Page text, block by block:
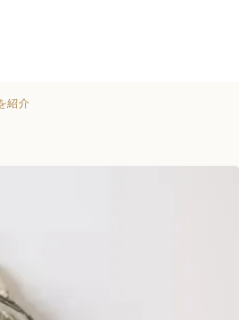
紹介